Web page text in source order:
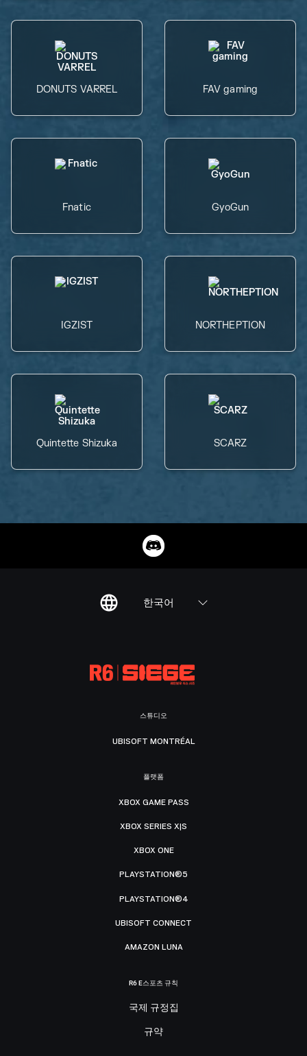
DONUTS VARREL FAV gaming
Fnatic GyoGun
IGZIST NORTHEPTION
Quintette Shizuka SCARZ
한국어
스튜디오
UBISOFT MONTRÉAL
플랫폼
XBOX GAME PASS
XBOX SERIES X|S
XBOX ONE
PLAYSTATION®5
PLAYSTATION®4
UBISOFT CONNECT
AMAZON LUNA
R6 E스포츠 규칙
국제 규정집
규약